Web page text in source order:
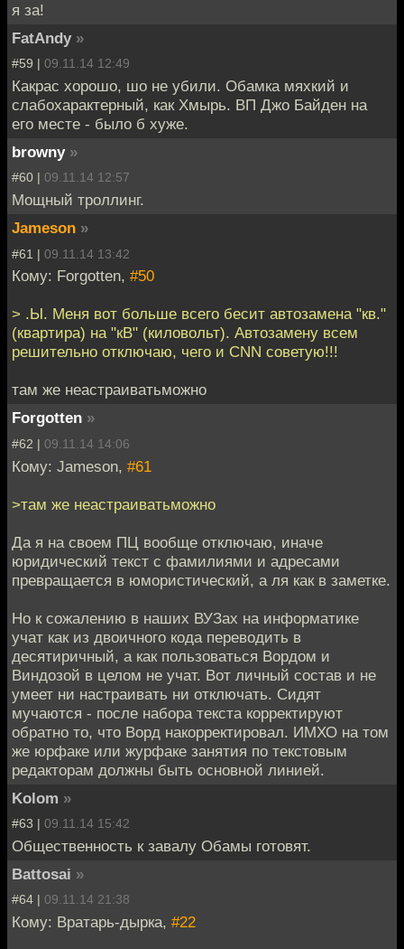
я за!
FatAndy »
#59 | 09.11.14 12:49
Какрас хорошо, шо не убили. Обамка мяхкий и
слабохарактерный, как Хмырь. ВП Джо Байден на
его месте - было б хуже.
browny »
#60 | 09.11.14 12:57
Мощный троллинг.
Jameson »
#61 | 09.11.14 13:42
Кому: Forgotten, #50
> .Ы. Меня вот больше всего бесит автозамена "кв."
(квартира) на "кВ" (киловольт). Автозамену всем
решительно отключаю, чего и CNN советую!!!
там же неастраиватьможно
Forgotten »
#62 | 09.11.14 14:06
Кому: Jameson, #61
>там же неастраиватьможно
Да я на своем ПЦ вообще отключаю, иначе
юридический текст с фамилиями и адресами
превращается в юмористический, а ля как в заметке.
Но к сожалению в наших ВУЗах на информатике
учат как из двоичного кода переводить в
десятиричный, а как пользоваться Вордом и
Виндозой в целом не учат. Вот личный состав и не
умеет ни настраивать ни отключать. Сидят
мучаются - после набора текста корректируют
обратно то, что Ворд накорректировал. ИМХО на том
же юрфаке или журфаке занятия по текстовым
редакторам должны быть основной линией.
Kolom »
#63 | 09.11.14 15:42
Общественность к завалу Обамы готовят.
Battosai »
#64 | 09.11.14 21:38
Кому: Вратарь-дырка, #22